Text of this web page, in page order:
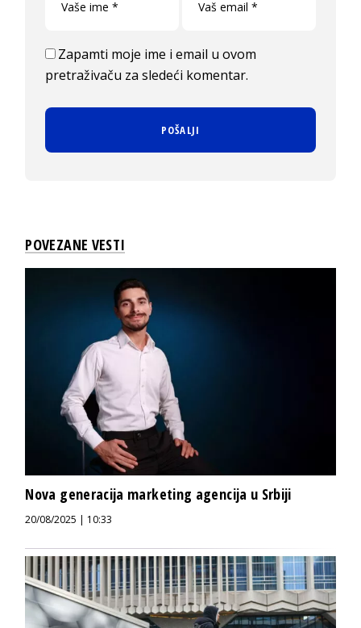
Zapamti moje ime i email u ovom
pretraživaču za sledeći komentar.
POVEZANE VESTI
Nova generacija marketing agencija u Srbiji
20/08/2025 | 10:33